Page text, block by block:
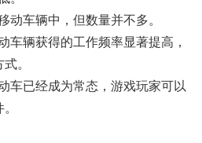
动车辆中，但数量并不多。
车辆获得的工作频率显著提高，
。
车已经成为常态，游戏玩家可以